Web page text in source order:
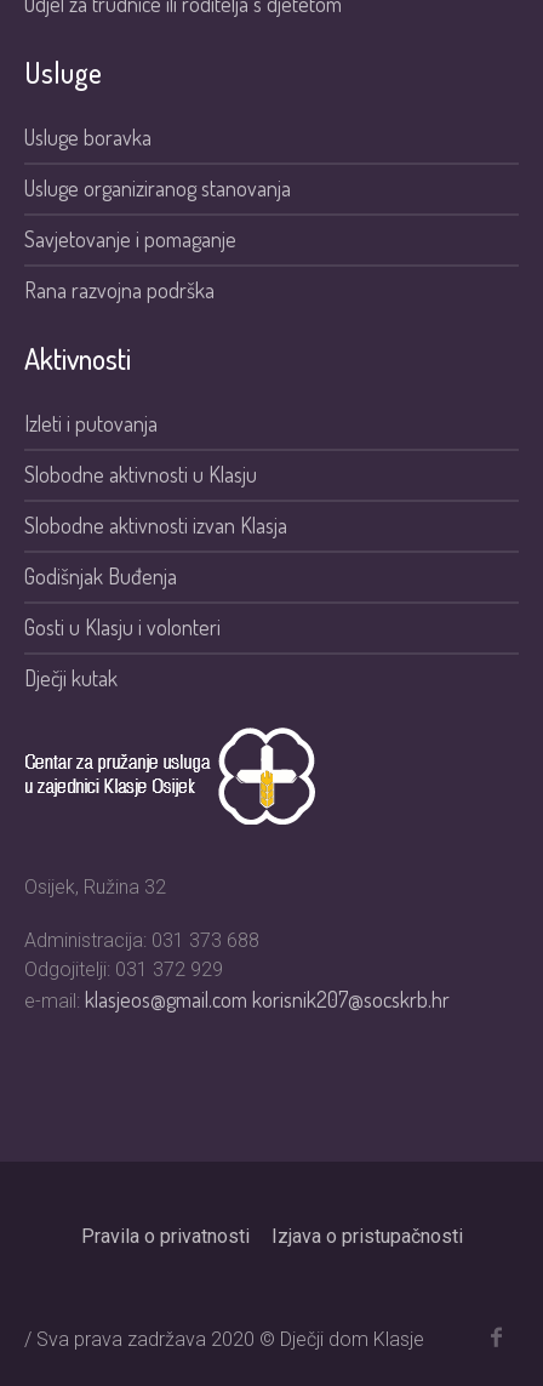
Usluge
Usluge boravka
Usluge organiziranog stanovanja
Savjetovanje i pomaganje
Rana razvojna podrška
Aktivnosti
Izleti i putovanja
Slobodne aktivnosti u Klasju
Slobodne aktivnosti izvan Klasja
Godišnjak Buđenja
Gosti u Klasju i volonteri
Dječji kutak
Osijek, Ružina 32
Administracija: 031 373 688
Odgojitelji: 031 372 929
e-mail: klasjeos@gmail.comkorisnik207@socskrb.hr
Pravila o privatnosti Izjava o pristupačnosti
/ Sva prava zadržava 2020 © Dječji dom Klasje